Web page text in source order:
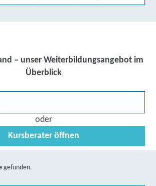
GmbH & Co. KG |
/ MegaKids Fortbildungs
14, 66740 Saarlouis
– unser Weiterbildungsangebot im
Überblick
oder
Kursberater öffnen
gefunden.